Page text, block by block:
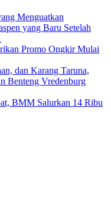
Menguatkan
yang Baru Setelah
Promo Ongkir Mulai
dan Karang Taruna,
Benteng Vredenburg
BMM Salurkan 14 Ribu